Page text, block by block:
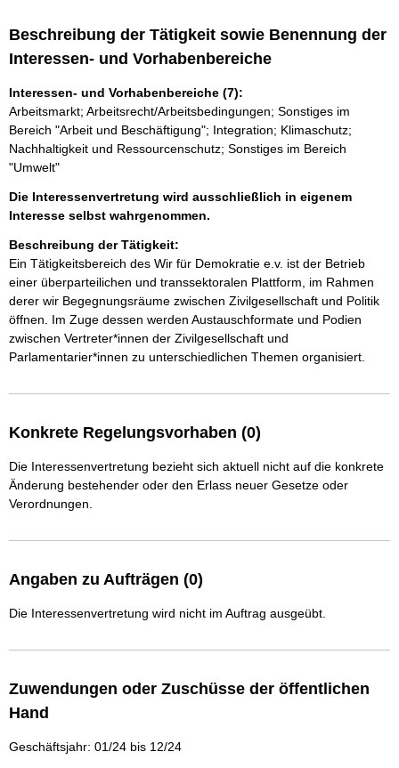
Beschreibung der Tätigkeit sowie Benennung der
Interessen- und Vorhabenbereiche
Interessen- und Vorhabenbereiche (7):
Arbeitsmarkt; Arbeitsrecht/Arbeitsbedingungen; Sonstiges im
Bereich "Arbeit und Beschäftigung"; Integration; Klimaschutz;
Nachhaltigkeit und Ressourcenschutz; Sonstiges im Bereich
"Umwelt"
Die Interessenvertretung wird ausschließlich in eigenem
Interesse selbst wahrgenommen.
Beschreibung der Tätigkeit:
Ein Tätigkeitsbereich des Wir für Demokratie e.v. ist der Betrieb
einer überparteilichen und transsektoralen Plattform, im Rahmen
derer wir Begegnungsräume zwischen Zivilgesellschaft und Politik
öffnen. Im Zuge dessen werden Austauschformate und Podien
zwischen Vertreter*innen der Zivilgesellschaft und
Konkrete Regelungsvorhaben (0)
Die Interessenvertretung bezieht sich aktuell nicht auf die konkrete
Änderung bestehender oder den Erlass neuer Gesetze oder
Verordnungen.
Angaben zu Aufträgen (0)
Die Interessenvertretung wird nicht im Auftrag ausgeübt.
Zuwendungen oder Zuschüsse der öffentlichen
Hand
Geschäftsjahr: 01/24 bis 12/24